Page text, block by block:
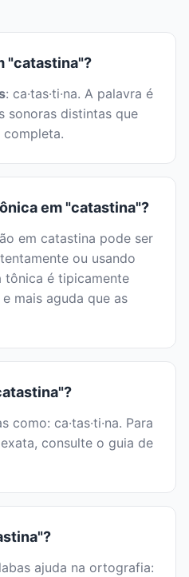
"catastina"?
: ca·tas·ti·na. A palavra é
sonoras distintas que
completa.
em "catastina"?
em catastina pode ser
ou usando
tônica é tipicamente
mais aguda que as
ca·tas·ti·na. Para
consulte o guia de
ajuda na ortografia: